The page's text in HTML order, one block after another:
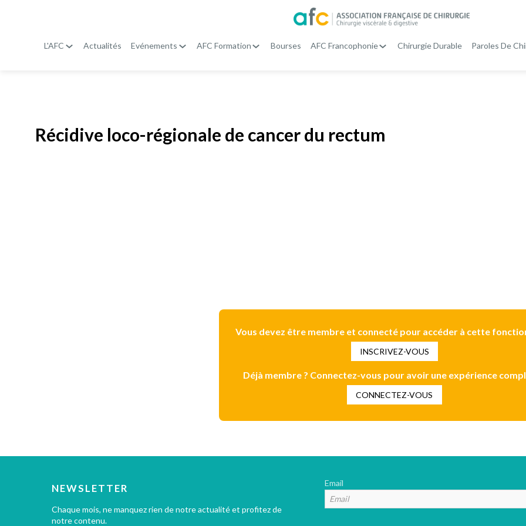
L'AFC Actualités Evénements AFC Formation Bourses AFC Francophonie Chirurgie Durable Paroles De
Récidive loco-régionale de cancer du rectum
Vous devez être membre et connecté pour accéder à cette
INSCRIVEZ-VOUS
Déjà membre ? Connectez-vous pour avoir une expérience
CONNECTEZ-VOUS
NEWSLETTER
Chaque mois, ne manquez rien de notre actualité et profitez de
notre contenu.
Email